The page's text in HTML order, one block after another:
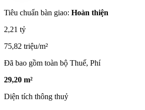
Tiêu chuẩn bàn giao: Hoàn thiện
2,21 tỷ
75,82 triệu/m²
Đã bao gồm toàn bộ Thuế, Phí
29,20 m²
Diện tích thông thuỷ